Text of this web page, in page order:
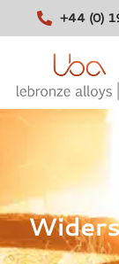
+44 (0)